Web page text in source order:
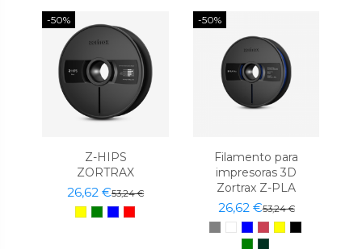
-50%
Z-HIPS
ZORTRAX
26,62 €53,24 €
-50%
Filamento para
impresoras 3D
Zortrax Z-PLA
26,62 €53,24 €